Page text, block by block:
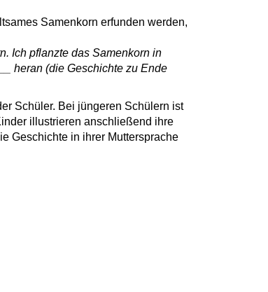
Samenkorn erfunden werden,
Ich pflanzte das Samenkorn in
heran (die Geschichte zu Ende
Schüler. Bei jüngeren Schülern ist
illustrieren anschließend ihre
Geschichte in ihrer Muttersprache